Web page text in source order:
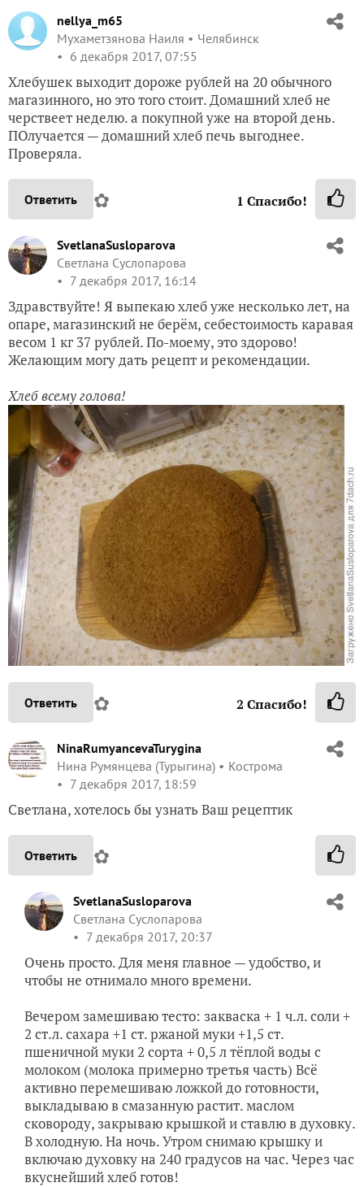
nellya_m65
Мухаметзянова Наиля
Челябинск
6 декабря 2017, 07:55
Хлебушек выходит дороже рублей на 20 обычного
магазинного, но это того стоит. Домашний хлеб не
черствеет неделю. а покупной уже на второй день.
ПОлучается — домашний хлеб печь выгоднее.
Проверяла.
Ответить ✿ 1 Спасибо!
SvetlanaSusloparova
Светлана Суслопарова
7 декабря 2017, 16:14
Здравствуйте! Я выпекаю хлеб уже несколько лет, на
опаре, магазинский не берём, себестоимость каравая
весом 1 кг 37 рублей. По-моему, это здорово!
Желающим могу дать рецепт и рекомендации.
Хлеб всему голова!
Ответить ✿ 2 Спасибо!
NinaRumyancevaTurygina
Нина Румянцева (Турыгина)
Кострома
7 декабря 2017, 18:59
Светлана, хотелось бы узнать Ваш рецептик
Ответить ✿
SvetlanaSusloparova
Светлана Суслопарова
7 декабря 2017, 20:37
Очень просто. Для меня главное — удобство, и
чтобы не отнимало много времени.
Вечером замешиваю тесто: закваска + 1 ч.л. соли +
2 ст.л. сахара +1 ст. ржаной муки +1,5 ст.
пшеничной муки 2 сорта + 0,5 л тёплой воды с
молоком (молока примерно третья часть) Всё
активно перемешиваю ложкой до готовности,
выкладываю в смазанную растит. маслом
сковороду, закрываю крышкой и ставлю в духовку.
В холодную. На ночь. Утром снимаю крышку и
включаю духовку на 240 градусов на час. Через час
вкуснейший хлеб готов!